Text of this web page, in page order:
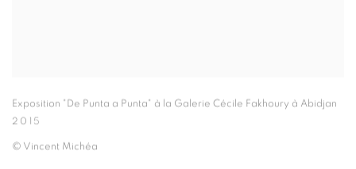
Exposition "De Punta a Punta" à la Galerie Cécile Fakhoury à Abidjan
2015
© Vincent Michéa